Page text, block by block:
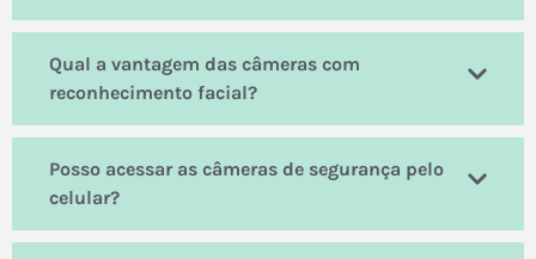
Qual a vantagem das câmeras com
reconhecimento facial?
Posso acessar as câmeras de segurança pelo
celular?